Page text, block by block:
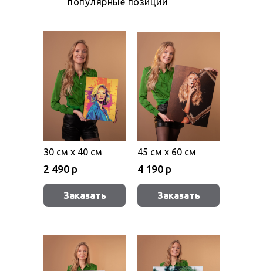
30 см х 40 см
2 490 р
Заказать
45 см х 60 см
4 190 р
Заказать